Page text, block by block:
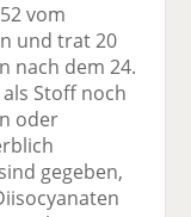
vom
und trat 20
nach dem 24.
Stoff noch
oder
gegeben,